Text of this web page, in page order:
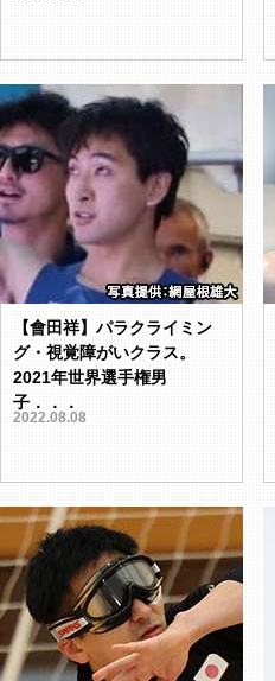
【會田祥】パラクライミン
グ・視覚障がいクラス。
2021年世界選手権男
子．．．
2022.08.08